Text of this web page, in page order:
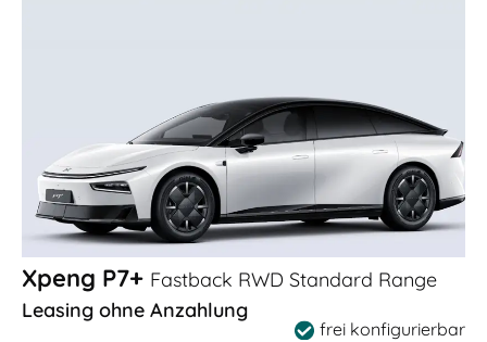
Xpeng P7+ Fastback RWD Standard Range
Leasing ohne Anzahlung
frei konfigurierbar